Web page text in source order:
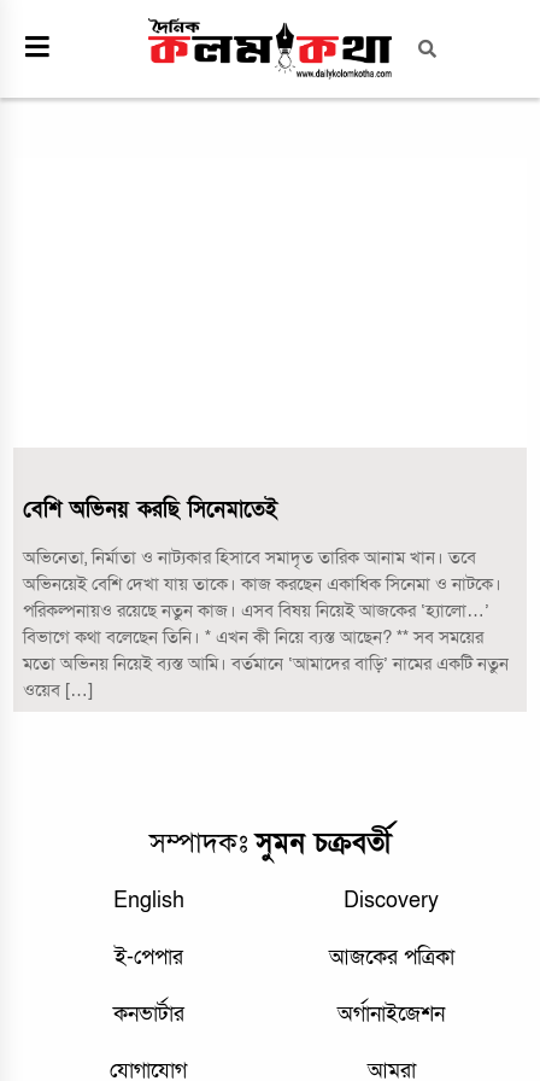
বেশি অভিনয় করছি সিনেমাতেই
অভিনেতা, নির্মাতা ও নাট্যকার হিসাবে সমাদৃত তারিক আনাম খান। তবে
অভিনয়েই বেশি দেখা যায় তাকে। কাজ করছেন একাধিক সিনেমা ও নাটকে।
পরিকল্পনায়ও রয়েছে নতুন কাজ। এসব বিষয় নিয়েই আজকের ‘হ্যালো…’
বিভাগে কথা বলেছেন তিনি। * এখন কী নিয়ে ব্যস্ত আছেন? ** সব সময়ের
মতো অভিনয় নিয়েই ব্যস্ত আমি। বর্তমানে ‘আমাদের বাড়ি’ নামের একটি নতুন
ওয়েব […]
সম্পাদকঃসুমন চক্রবর্তী
English Discovery
ই-পেপার আজকের পত্রিকা
কনভার্টার অর্গানাইজেশন
যোগাযোগ আমরা